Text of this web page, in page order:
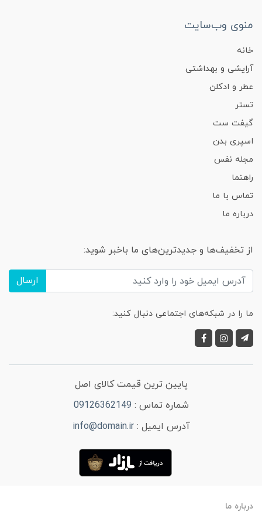
منوی وب‌سایت
خانه
آرایشی و بهداشتی
عطر و ادکلن
تستر
گیفت ست
اسپری بدن
مجله نفس
راهنما
تماس با ما
درباره ما
از تخفیف‌ها و جدیدترین‌های ما باخبر شوید:
ارسال
ما را در شبکه‌های اجتماعی دنبال کنید:
پایین ترین قیمت کالای اصل
شماره تماس : 09126362149
آدرس ایمیل :info@domain.ir
درباره ما